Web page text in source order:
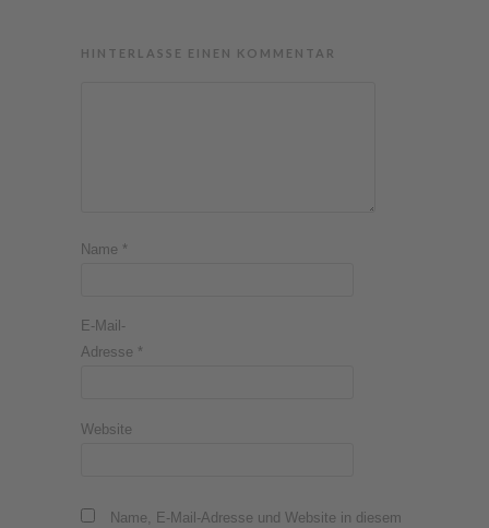
HINTERLASSE EINEN KOMMENTAR
Name *
E-Mail-
Adresse *
Website
Name, E-Mail-Adresse und Website in diesem